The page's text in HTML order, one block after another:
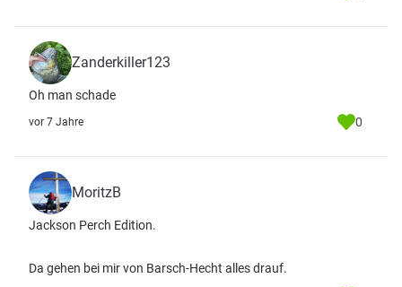
Zanderkiller123
Oh man schade
vor 7 Jahre 0
MoritzB
Jackson Perch Edition.
Da gehen bei mir von Barsch-Hecht alles drauf.